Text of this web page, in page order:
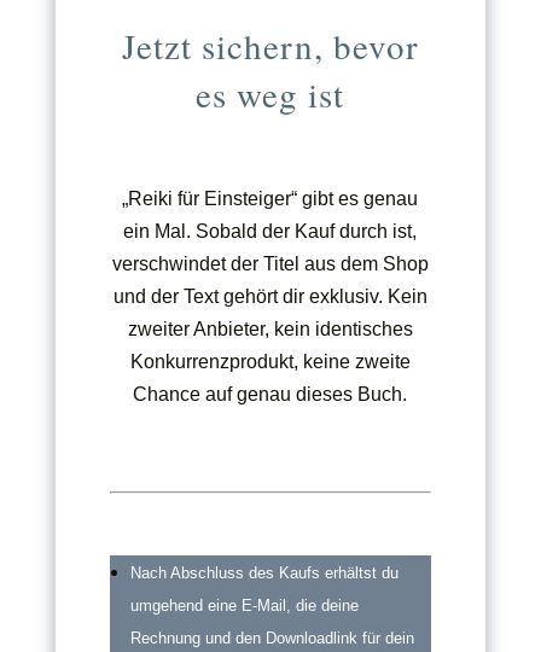
Jetzt sichern, bevor
es weg ist
„Reiki für Einsteiger“ gibt es genau
ein Mal. Sobald der Kauf durch ist,
verschwindet der Titel aus dem Shop
und der Text gehört dir exklusiv. Kein
zweiter Anbieter, kein identisches
Konkurrenzprodukt, keine zweite
Chance auf genau dieses Buch.
Nach Abschluss des Kaufs erhältst du
umgehend eine E-Mail, die deine
Rechnung und den Downloadlink für dein